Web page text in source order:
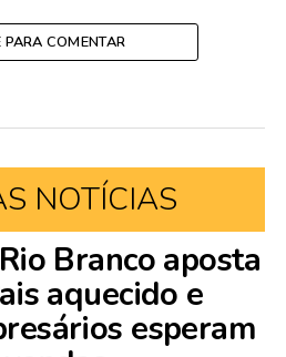
PARA COMENTAR
NOTÍCIAS
Branco aposta
aquecido e
esperam